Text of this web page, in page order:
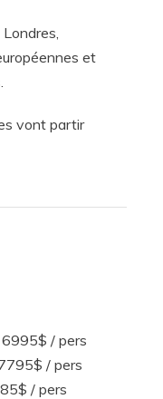
et
vont partir
/ pers
/ pers
/ pers